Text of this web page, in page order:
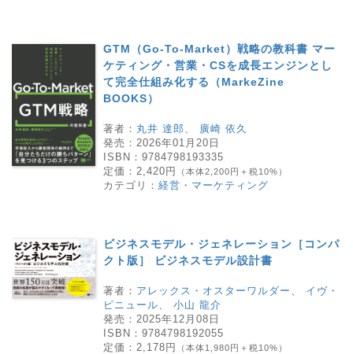
GTM（Go-To-Market）戦略の教科書 マー
ケティング・営業・CSを成長エンジンとし
て完全仕組み化する（MarkeZine
BOOKS）
著者： 丸井 達郎
廣崎 依久
発売： 2026年01月20日
ISBN： 9784798193335
定価： 2,420円 （本体2,200円＋税10%）
カテゴリ： 経営・マーケティング
ビジネスモデル・ジェネレーション［コンパ
クト版］ ビジネスモデル設計書
著者： アレックス・オスターワルダー
イヴ・
ピニュール
小山 龍介
発売： 2025年12月08日
ISBN： 9784798192055
定価： 2,178円 （本体1,980円＋税10%）